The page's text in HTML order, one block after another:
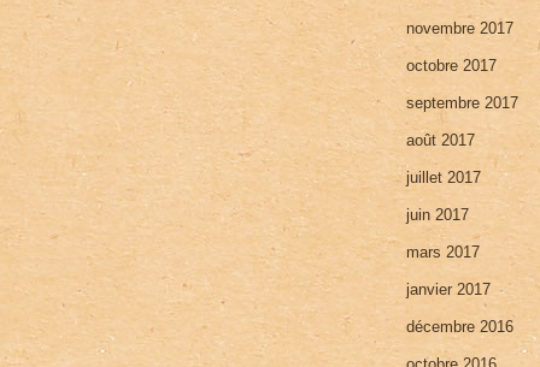
novembre 2017
octobre 2017
septembre 2017
août 2017
juillet 2017
juin 2017
mars 2017
janvier 2017
décembre 2016